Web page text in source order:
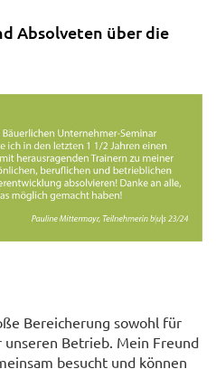
Absolveten über die
Bereicherung sowohl für
unseren Betrieb. Mein Freund
besucht und können